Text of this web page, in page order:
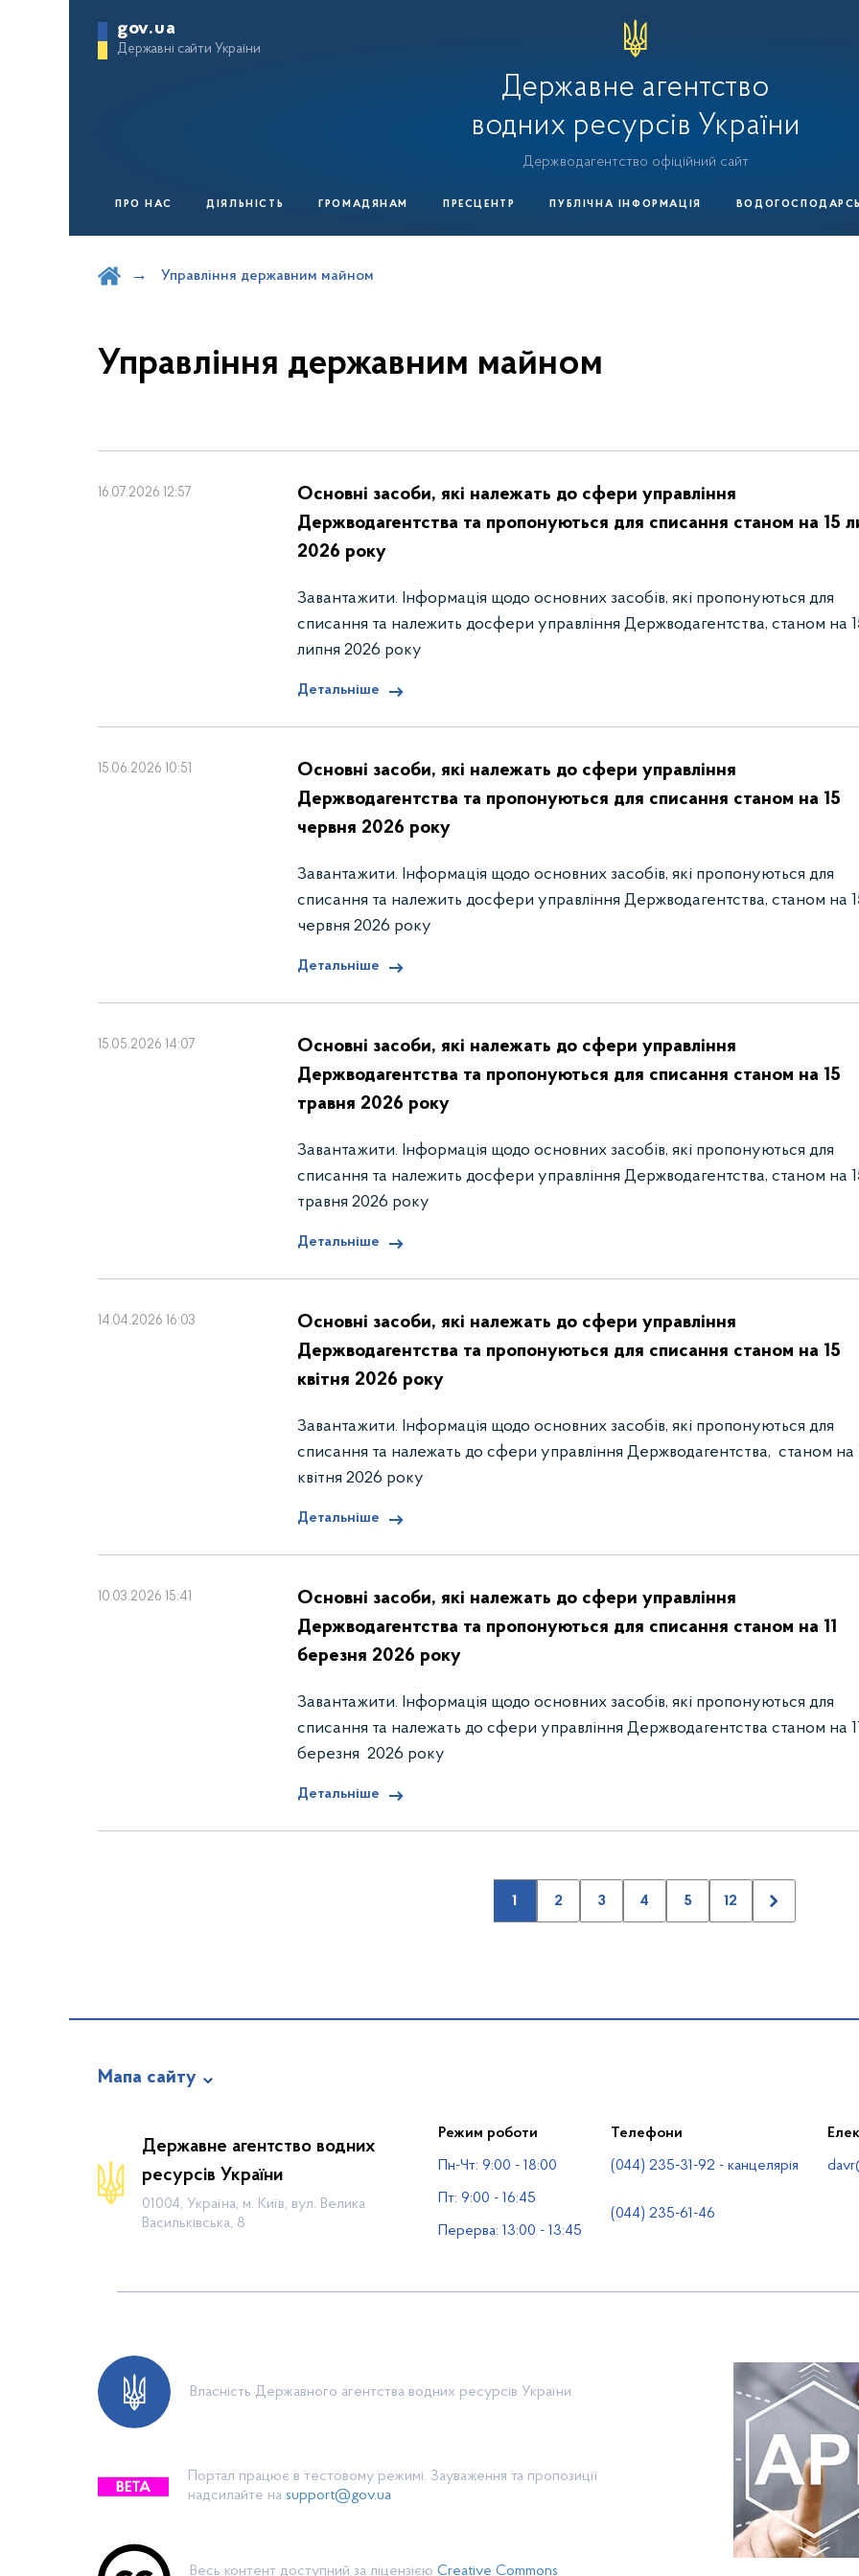
gov.ua
Державні сайти України
Державне агентство
водних ресурсів України
Держводагентство офіційний сайт
ПРО НАС ДІЯЛЬНІСТЬ ГРОМАДЯНАМ ПРЕСЦЕНТР ПУБЛІЧНА ІНФОРМАЦІЯ
Управління державним майном
Управління державним майном
16.07.2026 12:57
Основні засоби, які належать до сфери управління
Держводагентства та пропонуються для списання станом на 15
2026 року
Завантажити. Інформація щодо основних засобів, які пропонуються для
списання та належить досфери управління Держводагентства, станом на
липня 2026 року
Детальніше
15.06.2026 10:51
Основні засоби, які належать до сфери управління
Держводагентства та пропонуються для списання станом на 15
червня 2026 року
Завантажити. Інформація щодо основних засобів, які пропонуються для
списання та належить досфери управління Держводагентства, станом на
червня 2026 року
Детальніше
15.05.2026 14:07
Основні засоби, які належать до сфери управління
Держводагентства та пропонуються для списання станом на 15
травня 2026 року
Завантажити. Інформація щодо основних засобів, які пропонуються для
списання та належить досфери управління Держводагентства, станом на
травня 2026 року
Детальніше
14.04.2026 16:03
Основні засоби, які належать до сфери управління
Держводагентства та пропонуються для списання станом на 15
квітня 2026 року
Завантажити. Інформація щодо основних засобів, які пропонуються для
списання та належать до сфери управління Держводагентства, станом на
квітня 2026 року
Детальніше
10.03.2026 15:41
Основні засоби, які належать до сфери управління
Держводагентства та пропонуються для списання станом на 11
березня 2026 року
Завантажити. Інформація щодо основних засобів, які пропонуються для
списання та належать до сфери управління Держводагентства станом на
березня 2026 року
Детальніше
1 2 3 4 5 12
Мапа сайту
Діяльність
Громадянам
Прес-центр
Водогосподарські організації
Державне агентство водних
ресурсів України
01004, Україна, м. Київ, вул. Велика
Васильківська, 8
Режим роботи
Пн-Чт: 9:00 - 18:00
Пт: 9:00 - 16:45
Перерва: 13:00 - 13:45
Телефони
(044) 235-31-92 - канцелярія
(044) 235-61-46
Власність Державного агентства водних ресурсів України.
Портал працює в тестовому режимі. Зауваження та пропозиції
надсилайте на support@gov.ua
Весь контент доступний за ліцензією Creative Commons